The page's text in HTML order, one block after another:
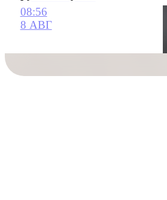
08:56
8 АВГ